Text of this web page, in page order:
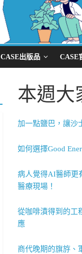
CASE出版品 CASE
本週大
加一點鹽巴，讓沙
如何選擇Good
病人覺得AI醫師更
醫療現場！
從咖啡漬得到的工
應
商代晚期的旗斿、